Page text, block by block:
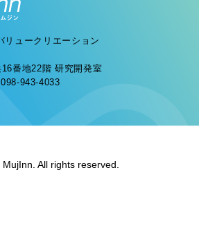
リュークリエーション
番地22階 研究開発室
943-4033
All rights reserved.